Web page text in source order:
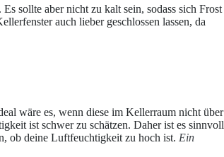
sollte aber nicht zu kalt sein, sodass sich Frost
auch lieber geschlossen lassen, da
wäre es, wenn diese im Kellerraum nicht über
ist schwer zu schätzen. Daher ist es sinnvoll
ob deine Luftfeuchtigkeit zu hoch ist. Ein